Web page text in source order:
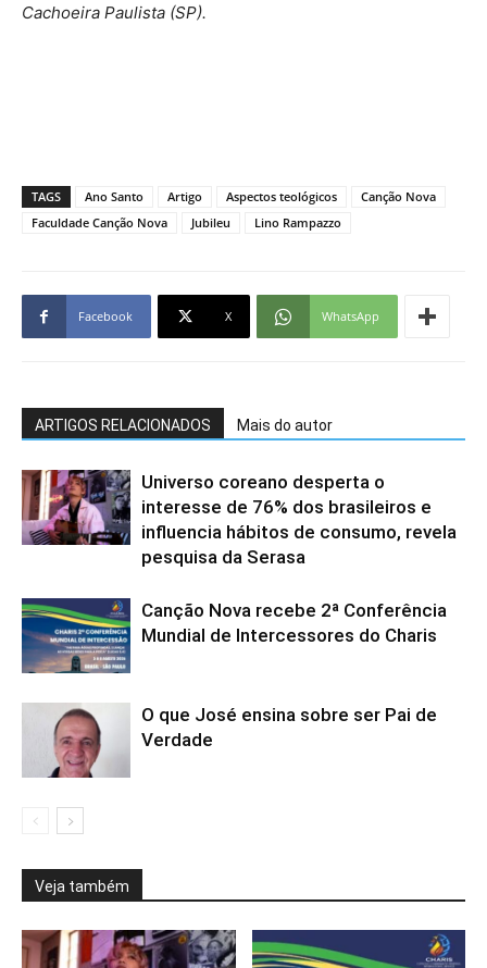
Cachoeira Paulista (SP).
TAGS Ano Santo Artigo Aspectos teológicos
Canção Nova
Faculdade Canção Nova
Jubileu Lino Rampazzo
Facebook X WhatsApp
ARTIGOS RELACIONADOS Mais do autor
Universo coreano desperta o
interesse de 76% dos brasileiros e
influencia hábitos de consumo, revela
pesquisa da Serasa
Canção Nova recebe 2ª Conferência
Mundial de Intercessores do Charis
O que José ensina sobre ser Pai de
Verdade
Veja também